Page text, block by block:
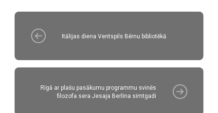
Itālijas diena Ventspils Bērnu bibliotēkā
Rīgā ar plašu pasākumu programmu svinēs
filozofa sera Jesaja Berlina simtgadi